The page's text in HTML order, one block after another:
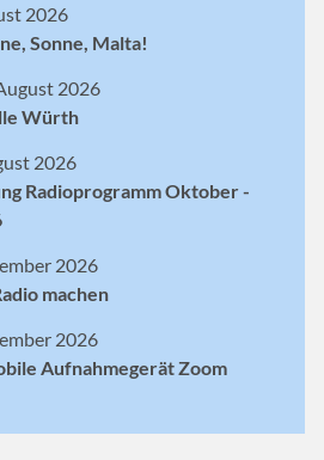
2026
Sonne, Malta!
2026
Würth
2026
Radioprogramm Oktober -
2026
machen
2026
Aufnahmegerät Zoom